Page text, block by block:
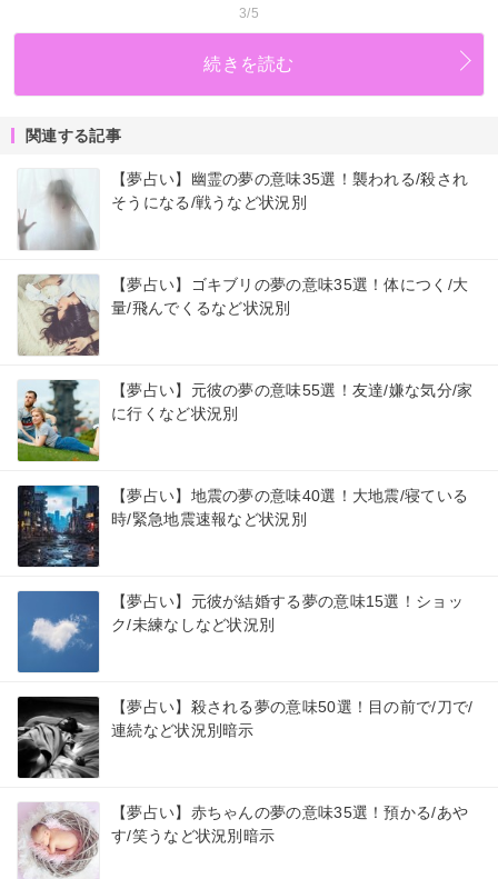
3/5
続きを読む
関連する記事
【夢占い】幽霊の夢の意味35選！襲われる/殺され
そうになる/戦うなど状況別
【夢占い】ゴキブリの夢の意味35選！体につく/大
量/飛んでくるなど状況別
【夢占い】元彼の夢の意味55選！友達/嫌な気分/家
に行くなど状況別
【夢占い】地震の夢の意味40選！大地震/寝ている
時/緊急地震速報など状況別
【夢占い】元彼が結婚する夢の意味15選！ショッ
ク/未練なしなど状況別
【夢占い】殺される夢の意味50選！目の前で/刀で/
連続など状況別暗示
【夢占い】赤ちゃんの夢の意味35選！預かる/あや
す/笑うなど状況別暗示